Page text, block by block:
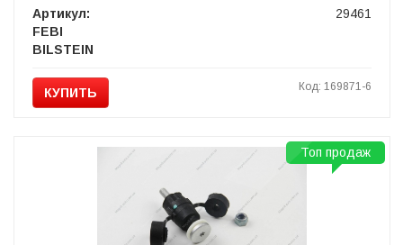
Артикул:
29461
FEBI
BILSTEIN
КУПИТЬ Код: 169871-6
Топ продаж